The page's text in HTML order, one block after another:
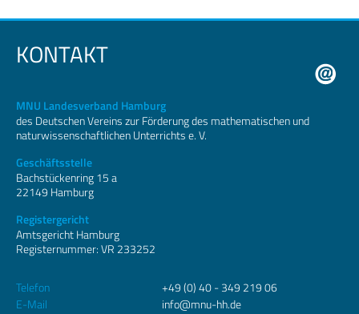
KONTAKT
MNU Landesverband Hamburg
des Deutschen Vereins zur Förderung des mathematischen und
naturwissenschaftlichen Unterrichts e. V.
Geschäftsstelle
Bachstückenring 15 a
22149 Hamburg
Registergericht
Amtsgericht Hamburg
Registernummer: VR 233252
Telefon
+49 (0) 40 - 349 219 06
E-Mail
info@mnu-hh.de